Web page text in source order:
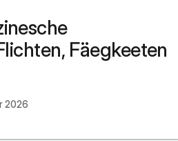
Fäegkeeten
2026